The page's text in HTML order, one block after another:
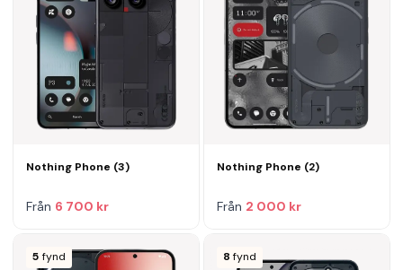
Nothing Phone (3)
Från 6 700 kr
Nothing Phone (2)
Från 2 000 kr
5 fynd 8 fynd